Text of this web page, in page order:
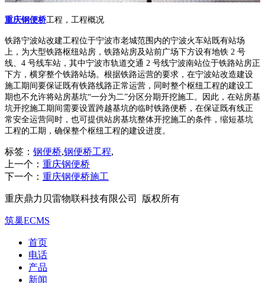
重庆钢便桥工程，工程概况
铁路宁波站改建工程位于宁波市老城范围内的宁波火车站既有站场
上，为大型铁路枢纽站房，铁路站房及站前广场下方设有地铁 2 号
线、4 号线车站，其中宁波市轨道交通 2 号线宁波南站位于铁路站房正
下方，横穿整个铁路站场。根据铁路运营的要求，在宁波站改造建设
施工期间要保证既有铁路线路正常运营，同时整个枢纽工程的建设工
期也不允许将站房基坑“一分为二”分区分期开挖施工。因此，在站房基
坑开挖施工期间需要设置跨越基坑的临时铁路便桥，在保证既有线正
常安全运营同时，也可提供站房基坑整体开挖施工的条件，缩短基坑
工程的工期，确保整个枢纽工程的建设进度。
标签： 钢便桥,钢便桥工程,
上一个： 重庆钢便桥
下一个： 重庆钢便桥施工
重庆鼎力贝雷物联科技有限公司 版权所有
筑巢ECMS
首页
电话
产品
新闻